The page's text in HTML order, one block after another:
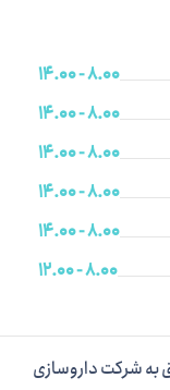
8.00 - 14.00
8.00 - 14.00
8.00 - 14.00
8.00 - 14.00
8.00 - 14.00
8.00 - 12.00
به شرکت داروسازی